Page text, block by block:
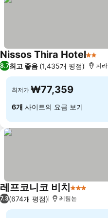
Nissos Thira Hotel2 성급
8.7최고 좋음 (1,435개 평점) 피라
최저가 ₩77,359
6개 사이트의 요금 보기
레프코니코 비치3 성급
7.3(674개 평점) 레팀논